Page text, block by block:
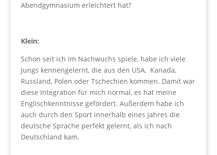
Abendgymnasium erleichtert hat?
Klein:
Schon seit ich im Nachwuchs spiele, habe ich viele
Jungs kennengelernt, die aus den USA, Kanada,
Russland, Polen oder Tschechien kommen. Damit war
diese Integration für mich normal, es hat meine
Englischkenntnisse gefördert. Außerdem habe ich
auch durch den Sport innerhalb eines Jahres die
deutsche Sprache perfekt gelernt, als ich nach
Deutschland kam.